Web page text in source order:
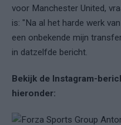
voor Manchester United,
is: "Na al het harde werk
een onbekende mijn
in datzelfde bericht.
Bekijk de Instagram-
hieronder: